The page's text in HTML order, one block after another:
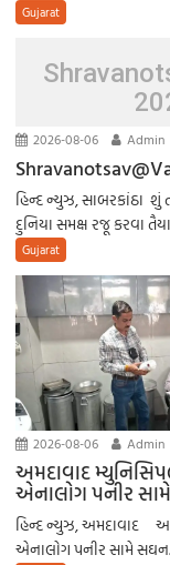
Gujarat
2026-08-06 Admin
હિન્દ ન્યુઝ, સાબરકાંઠા શું
દુનિયા સમક્ષ રજૂ કરવા
Gujarat
2026-08-06 Admin
અમદાવાદ
એનાલોગ પનીર
હિન્દ ન્યુઝ, અમદાવાદ
એનાલોગ પનીર સામે